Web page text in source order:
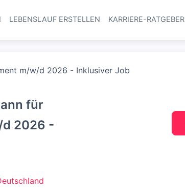
Haupt-Navigation
LEBENSLAUF ERSTELLEN KARRIERE-RATGEBER
m/w/d 2026 - Inklusiver Job
für
d 2026 -